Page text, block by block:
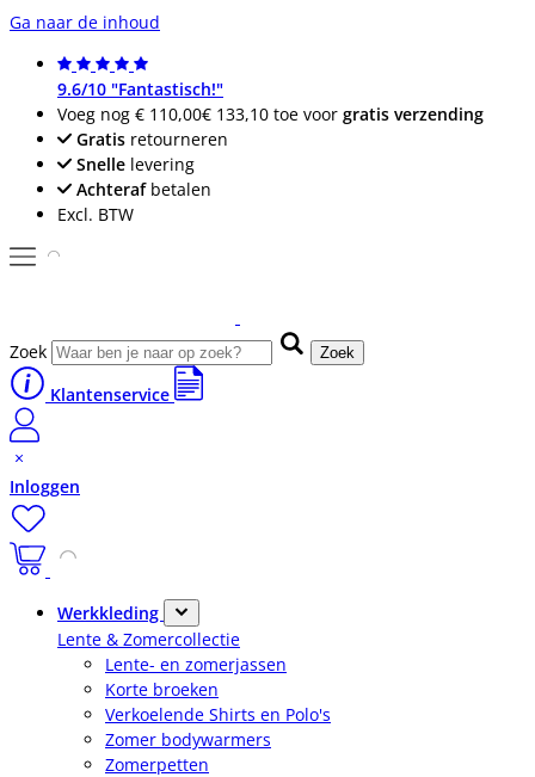
Ga naar de inhoud
9.6/10 "Fantastisch!"
Voeg nog € 110,00€ 133,10 toe voor gratis verzending
Gratis retourneren
Snelle levering
Achterafbetalen
Excl. BTW
Zoek Zoek
Klantenservice
Inloggen
Werkkleding
Lente & Zomercollectie
Lente- en zomerjassen
Korte broeken
Verkoelende Shirts en Polo's
Zomer bodywarmers
Zomerpetten